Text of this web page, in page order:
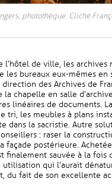
photothèque. Cliché
l’hôtel de ville, les archives
les bureaux eux-mêmes en
direction des Archives de
chapelle en salle
linéaires de documents.
tri, les meubles à plans
dans la sacristie. Autre
: raser la
façade postérieure.
finalement sauvée à la fois
qui l’aurait
du fait de son excellente